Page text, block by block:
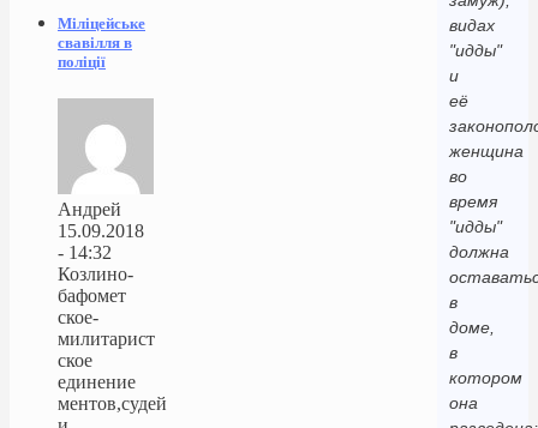
видах
"идды"
и
её
женщина
во
время
"идды"
должна
в
доме,
в
котором
она
Міліцейське
свавілля в
поліції
Андрей
15.09.2018
- 14:32
Козлино-
бафомет
ское-
милитарист
ское
единение
ментов,судей